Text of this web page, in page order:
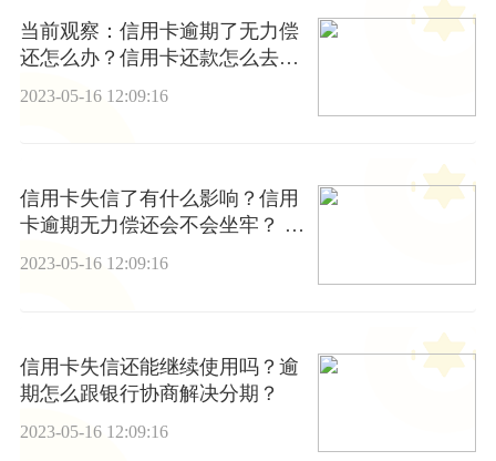
当前观察：信用卡逾期了无力偿
还怎么办？信用卡还款怎么去和
2023-05-16 12:09:16
信用卡失信了有什么影响？信用
卡逾期无力偿还会不会坐牢？ 观
速讯
2023-05-16 12:09:16
信用卡失信还能继续使用吗？逾
期怎么跟银行协商解决分期？
2023-05-16 12:09:16